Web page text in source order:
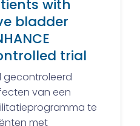
with
bladder
trial
gecontroleerd
van een
te
met